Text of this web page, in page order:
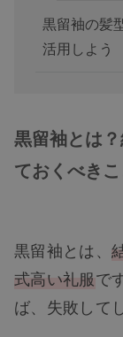
黒留袖の髪
活用しよう
黒留袖とは
ておくべきこ
黒留袖とは、
式高い礼服で
ば、失敗して